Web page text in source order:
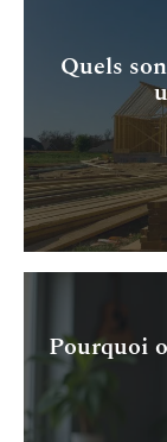
Quels
Pourquoi